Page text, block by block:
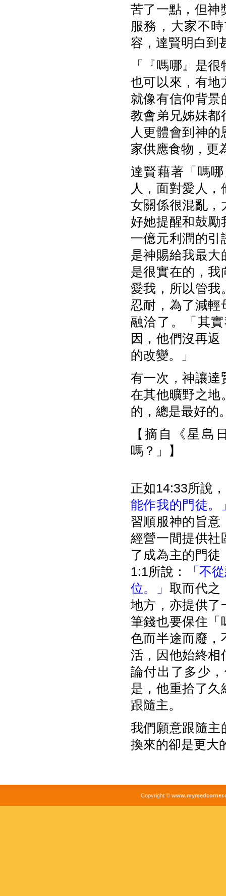
苦了一點，但神
服務，大家不
容，達賢明白到
「『嗎哪』是
也可以來，有地
就像有信仰背景
教會弟兄姊妹都
人更體會到神
家供應食物，更
達賢藉著「嗎
人，面對愛人
女關係很混亂，
好她提醒和鼓勵
一億元利潤的引
是神賜給我最大
是很實在的，我
愛我，所以管我
忍耐，為了減輕
融洽了。「其
因，他們沒再
的改變。」
有一次，神讓達
在其他曠野之地
的，總是最好的
【摘自《星島
嗎？」】
正如14:33所說，
能作我的門徒。
習順服神的旨意
經營一間提供社
了成為主的門
1:1所說：
「不
位。」 取而代之
地方，亦提供了
筆錢也要保住「
色而半途而廢，
活，因他始終相
論付出了多少
是，他重拾了久
跟隨主。
我們願意跟隨主
換來的卻是更大
Copyright ©